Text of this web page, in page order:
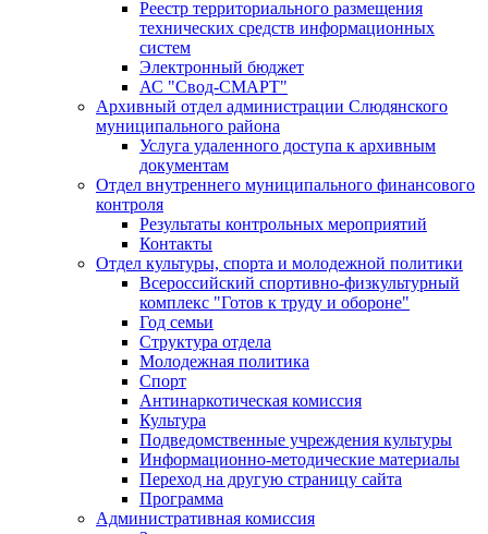
Реестр территориального размещения
технических средств информационных
систем
Электронный бюджет
АС "Свод-СМАРТ"
Архивный отдел администрации Слюдянского
муниципального района
Услуга удаленного доступа к архивным
документам
Отдел внутреннего муниципального финансового
контроля
Результаты контрольных мероприятий
Контакты
Отдел культуры, спорта и молодежной политики
Всероссийский спортивно-физкультурный
комплекс "Готов к труду и обороне"
Год семьи
Структура отдела
Молодежная политика
Спорт
Антинаркотическая комиссия
Культура
Подведомственные учреждения культуры
Информационно-методические материалы
Переход на другую страницу сайта
Программа
Административная комиссия